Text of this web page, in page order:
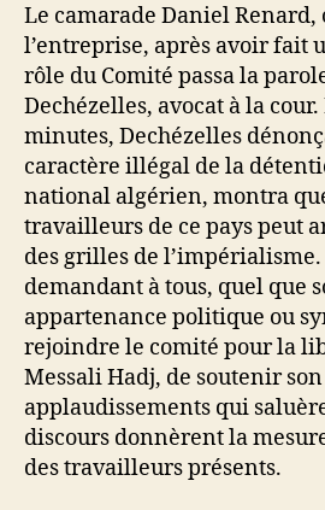
Le camarade Daniel
l’entreprise, après avoir fait
rôle du Comité passa la
Dechézelles, avocat à la
minutes, Dechézelles
caractère illégal de la
national algérien, montra
travailleurs de ce pays peut
des grilles de
demandant à tous, quel que
appartenance politique ou
rejoindre le comité pour la
Messali Hadj, de soutenir
applaudissements qui
discours donnèrent la
des travailleurs présents.